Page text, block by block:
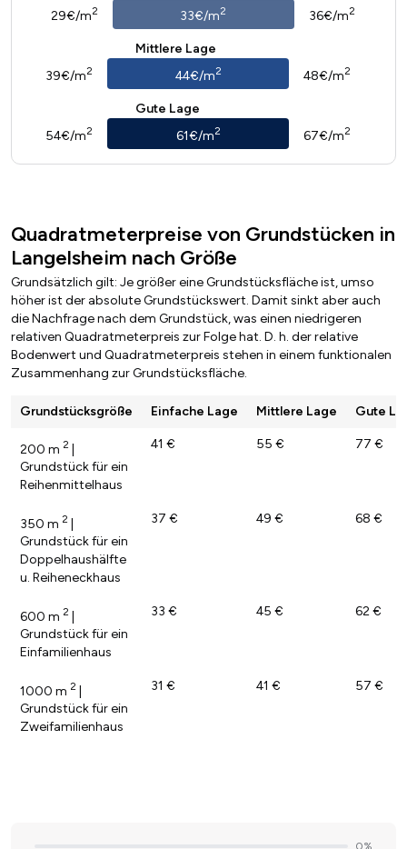
29€/m2 33€/m2 36€/m2
Mittlere Lage
39€/m2 44€/m2 48€/m2
Gute Lage
54€/m2 61€/m2 67€/m2
Quadratmeterpreise von Grundstücken in
Langelsheim nach Größe
Grundsätzlich gilt: Je größer eine Grundstücksfläche ist, umso
höher ist der absolute Grundstückswert. Damit sinkt aber auch
die Nachfrage nach dem Grundstück, was einen niedrigeren
relativen Quadratmeterpreis zur Folge hat. D. h. der relative
Bodenwert und Quadratmeterpreis stehen in einem funktionalen
Zusammenhang zur Grundstücksfläche.
Grundstücksgröße Einfache Lage Mittlere Lage Gute
200 m 2 |
Grundstück für ein
Reihenmittelhaus
41 € 55 € 77 €
350 m 2 |
Grundstück für ein
Doppelhaushälfte
u. Reiheneckhaus
37 € 49 € 68 €
600 m 2 |
Grundstück für ein
Einfamilienhaus
33 € 45 € 62 €
1000 m 2 |
Grundstück für ein
Zweifamilienhaus
31 € 41 € 57 €